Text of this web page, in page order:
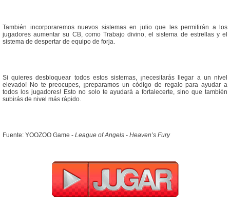
También incorporaremos nuevos sistemas en julio que les permitirán a los
jugadores aumentar su CB, como Trabajo divino, el sistema de estrellas y el
sistema de despertar de equipo de forja.
Si quieres desbloquear todos estos sistemas, ¡necesitarás llegar a un nivel
elevado! No te preocupes, ¡preparamos un código de regalo para ayudar a
todos los jugadores! Esto no solo te ayudará a fortalecerte, sino que también
subirás de nivel más rápido.
Fuente: YOOZOO Game - League of Angels - Heaven’s Fury